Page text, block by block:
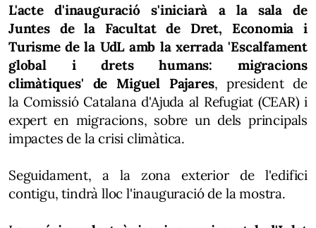
L'acte d'inauguració s'iniciarà a la sala de
Juntes de la Facultat de Dret, Economia i
Turisme de la UdL amb la xerrada 'Escalfament
global i drets humans: migracions
climàtiques' de Miguel Pajares, president de
la Comissió Catalana d'Ajuda al Refugiat (CEAR) i
expert en migracions, sobre un dels principals
impactes de la crisi climàtica.
Seguidament, a la zona exterior de l'edifici
contigu, tindrà lloc l'inauguració de la mostra.